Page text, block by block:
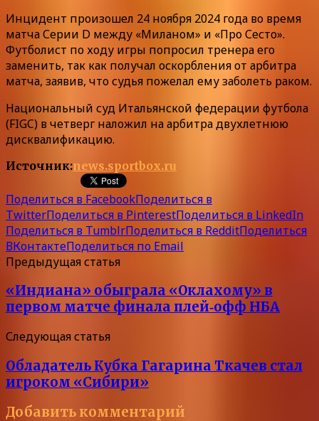
Инцидент произошел 24 ноября 2024 года во время
матча Серии D между «Миланом» и «Про Сесто».
Футболист по ходу игры попросил тренера его
заменить, так как получал оскорбления от арбитра
матча, заявив, что судья пожелал ему заболеть раком.
Национальный суд Итальянской федерации футбола
(FIGC) в четверг наложил на арбитра двухлетнюю
дисквалификацию.
Источник:news.sportbox.ru
Поделиться в FacebookПоделиться в
TwitterПоделиться в PinterestПоделиться в LinkedIn
Поделиться в TumblrПоделиться в RedditПоделиться
ВКонтактеПоделиться по Email
Предыдущая статья
«Индиана» обыграла «Оклахому» в
первом матче финала плей‑офф НБА
Следующая статья
Обладатель Кубка Гагарина Ткачев стал
игроком «Сибири»
Добавить комментарий